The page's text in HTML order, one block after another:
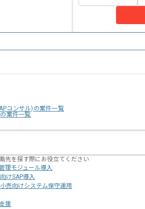
コンサル)の案件一覧
案件一覧
先を探す際にお役立てください
理モジュール導入
けSAP導入
売向けシステム保守運用
援